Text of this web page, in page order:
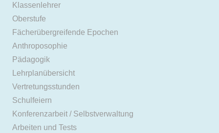
Klassenlehrer
Oberstufe
Fächerübergreifende Epochen
Anthroposophie
Pädagogik
Lehrplanübersicht
Vertretungsstunden
Schulfeiern
Konferenzarbeit / Selbstverwaltung
Arbeiten und Tests